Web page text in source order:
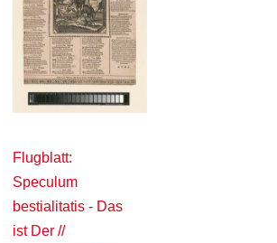
Flugblatt:
Speculum
bestialitatis - Das
ist Der //